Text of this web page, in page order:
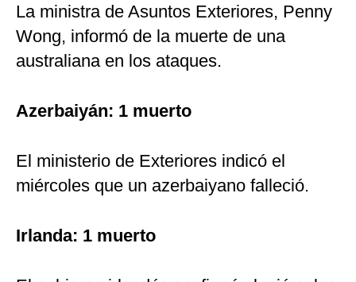
La ministra de Asuntos Exteriores, Penny
Wong, informó de la muerte de una
australiana en los ataques.
Azerbaiyán: 1 muerto
El ministerio de Exteriores indicó el
miércoles que un azerbaiyano falleció.
Irlanda: 1 muerto